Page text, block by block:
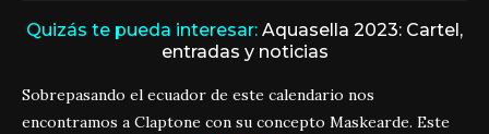
Quizás te pueda interesar: Aquasella 2023: Cartel,
entradas y noticias
Sobrepasando el ecuador de este calendario nos
encontramos a Claptone con su concepto Maskearde. Este